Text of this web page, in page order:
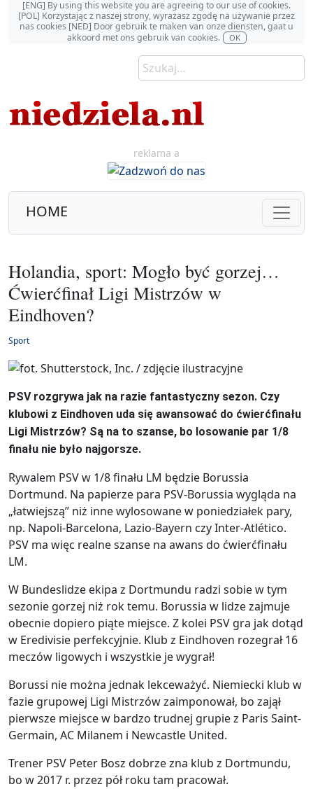
[ENG] By using this website you are agreeing to our use of cookies.
[POL] Korzystając z naszej strony, wyrażasz zgodę na używanie przez
nas cookies [NED] Door gebruik te maken van onze diensten, gaat u
akkoord met ons gebruik van cookies.
OK
reklama a
HOME
Holandia, sport: Mogło być gorzej…
Ćwierćfinał Ligi Mistrzów w
Eindhoven?
Sport
PSV rozgrywa jak na razie fantastyczny sezon. Czy
klubowi z Eindhoven uda się awansować do ćwierćfinału
Ligi Mistrzów? Są na to szanse, bo losowanie par 1/8
finału nie było najgorsze.
Rywalem PSV w 1/8 finału LM będzie Borussia
Dortmund. Na papierze para PSV-Borussia wygląda na
„łatwiejszą” niż inne wylosowane w poniedziałek pary,
np. Napoli-Barcelona, Lazio-Bayern czy Inter-Atlético.
PSV ma więc realne szanse na awans do ćwierćfinału
LM.
W Bundeslidze ekipa z Dortmundu radzi sobie w tym
sezonie gorzej niż rok temu. Borussia w lidze zajmuje
obecnie dopiero piąte miejsce. Z kolei PSV gra jak dotąd
w Eredivisie perfekcyjnie. Klub z Eindhoven rozegrał 16
meczów ligowych i wszystkie je wygrał!
Borussi nie można jednak lekceważyć. Niemiecki klub w
fazie grupowej Ligi Mistrzów zaimponował, bo zajął
pierwsze miejsce w bardzo trudnej grupie z Paris Saint-
Germain, AC Milanem i Newcastle United.
Trener PSV Peter Bosz dobrze zna klub z Dortmundu,
bo w 2017 r. przez pół roku tam pracował.